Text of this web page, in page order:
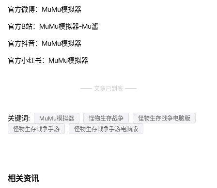
官方微博：MuMu模拟器
官方B站：MuMu模拟器-Mu酱
官方抖音：MuMu模拟器
官方小红书：MuMu模拟器
文章已到底
关键词: MuMu模拟器 怪物生存战争
怪物生存战争电脑版
怪物生存战争手游
怪物生存战争手游电脑版
相关资讯